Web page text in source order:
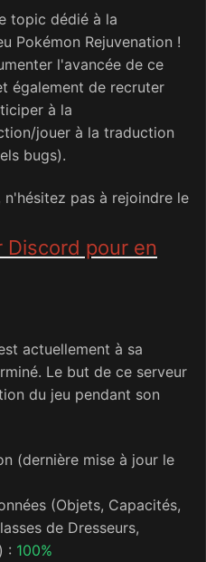
topic dédié à la
Pokémon Rejuvenation !
l'avancée de ce
également de recruter
à la
jouer à la traduction
bugs).
pas à rejoindre le
Discord pour en
actuellement à sa
Le but de ce serveur
du jeu pendant son
(dernière mise à jour le
(Objets, Capacités,
de Dresseurs,
: 100%